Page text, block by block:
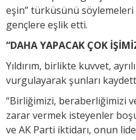
eşin” türküsünü söylemeleri
gençlere eşlik etti.
“DAHA YAPACAK ÇOK
Yıldırım, birlikte kuvvet,
vurgulayarak şunları
“Birliğimizi, beraberliğimizi
zarar vermek isteyenler
ve AK Parti iktidarı, onun